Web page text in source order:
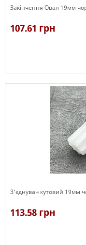
Закінчення Овал 19мм
107.61 грн
З'єднувач кутовий 19мм
113.58 грн